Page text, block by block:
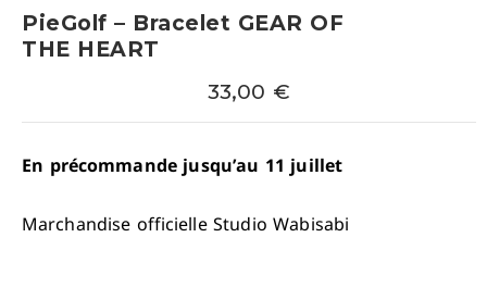
PieGolf – Bracelet GEAR OF
THE HEART
33,00 €
En précommande jusqu’au 11 juillet
Marchandise officielle Studio Wabisabi